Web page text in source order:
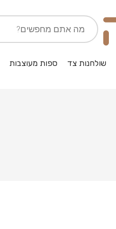
שולחנות צד ספות מעוצבות